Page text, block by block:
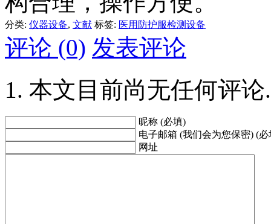
分类: 仪器设备, 文献 标签: 医用防护服检测设备
评论 (0) 发表评论
本文目前尚无任何评论.
昵称 (必填)
电子邮箱 (我们会为您保密) (必
网址